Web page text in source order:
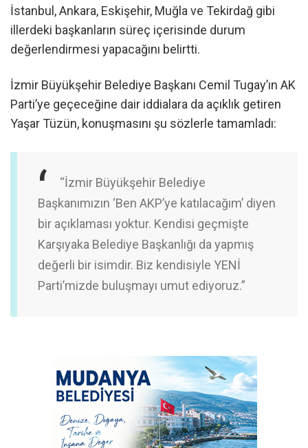
İstanbul, Ankara, Eskişehir, Muğla ve Tekirdağ gibi
illerdeki başkanların süreç içerisinde durum
değerlendirmesi yapacağını belirtti.
İzmir Büyükşehir Belediye Başkanı Cemil Tugay’ın AK
Parti’ye geçeceğine dair iddialara da açıklık getiren
Yaşar Tüzün, konuşmasını şu sözlerle tamamladı:
“İzmir Büyükşehir Belediye
Başkanımızın ‘Ben AKP’ye katılacağım’ diyen
bir açıklaması yoktur. Kendisi geçmişte
Karşıyaka Belediye Başkanlığı da yapmış
değerli bir isimdir. Biz kendisiyle YENİ
Parti’mizde buluşmayı umut ediyoruz.”